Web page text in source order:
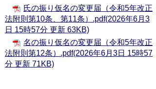
氏の振り仮名の変更届（令和5年改正
法附則第10条、第11条）.pdf(2026年6月3
日 15時57分 更新 63KB)
名の振り仮名の変更届（令和5年改正
法附則第12条）.pdf(2026年6月3日 15時57
分 更新 71KB)